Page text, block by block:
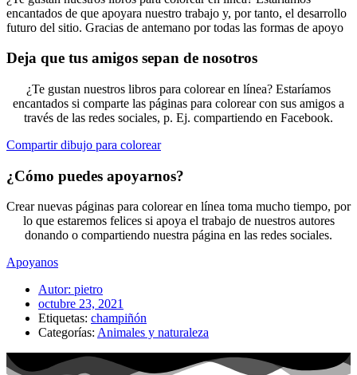
encantados de que apoyara nuestro trabajo y, por tanto, el desarrollo
futuro del sitio. Gracias de antemano por todas las formas de apoyo
Deja que tus amigos sepan de nosotros
¿Te gustan nuestros libros para colorear en línea? Estaríamos
encantados si comparte las páginas para colorear con sus amigos a
través de las redes sociales, p. Ej. compartiendo en Facebook.
Compartir dibujo para colorear
¿Cómo puedes apoyarnos?
Crear nuevas páginas para colorear en línea toma mucho tiempo, por
lo que estaremos felices si apoya el trabajo de nuestros autores
donando o compartiendo nuestra página en las redes sociales.
Apoyanos
Autor: pietro
octubre 23, 2021
Etiquetas: champiñón
Categorías: Animales y naturaleza